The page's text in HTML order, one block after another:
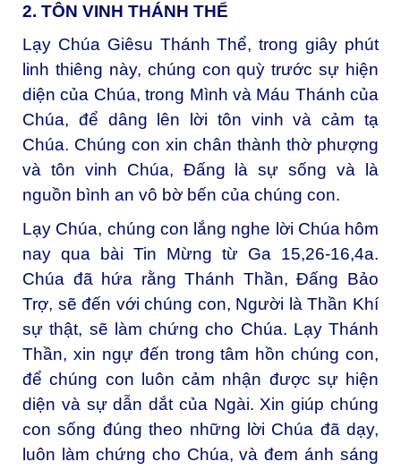
2. TÔN VINH THÁNH THỂ
Lạy Chúa Giêsu Thánh Thể, trong giây phút
linh thiêng này, chúng con quỳ trước sự hiện
diện của Chúa, trong Mình và Máu Thánh của
Chúa, để dâng lên lời tôn vinh và cảm tạ
Chúa. Chúng con xin chân thành thờ phượng
và tôn vinh Chúa, Đấng là sự sống và là
nguồn bình an vô bờ bến của chúng con.
Lạy Chúa, chúng con lắng nghe lời Chúa hôm
nay qua bài Tin Mừng từ Ga 15,26-16,4a.
Chúa đã hứa rằng Thánh Thần, Đấng Bảo
Trợ, sẽ đến với chúng con, Người là Thần Khí
sự thật, sẽ làm chứng cho Chúa. Lạy Thánh
Thần, xin ngự đến trong tâm hồn chúng con,
để chúng con luôn cảm nhận được sự hiện
diện và sự dẫn dắt của Ngài. Xin giúp chúng
con sống đúng theo những lời Chúa đã dạy,
luôn làm chứng cho Chúa, và đem ánh sáng